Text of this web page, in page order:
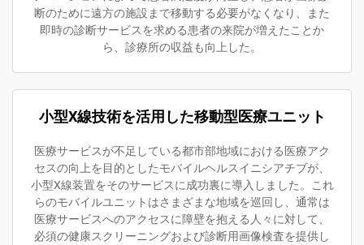
断のために遠方の施設まで移動する必要がなくなり、また
即時の診断サービスを求める患者の来院が増えたことか
ら、診療所の収益も向上した。
小型X線技術を活用した移動型医療ユニット
医療サービスが不足している都市部地域における医療アク
セスの向上を目的としたモバイルヘルスイニシアチブが、
小型X線装置をそのサービスに成功裏に導入しました。これ
らのモバイルユニットはさまざまな地域を巡回し、通常は
医療サービスへのアクセスに障壁を抱える人々に対して、
必須の健康スクリーニングおよび診断用画像検査を提供し